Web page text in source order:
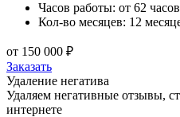
Часов работы: от 62 часов
Кол-во месяцев: 12
от 150 000 ₽
Заказать
Удаление негатива
Удаляем негативные отзывы,
интернете